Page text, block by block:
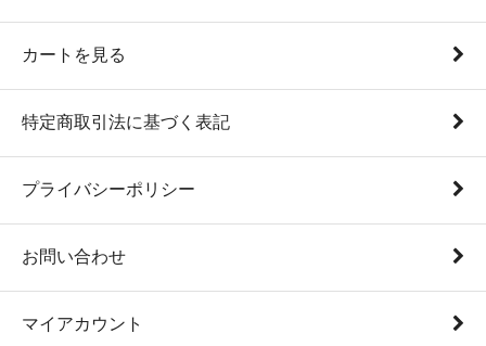
カートを見る
特定商取引法に基づく表記
プライバシーポリシー
お問い合わせ
マイアカウント